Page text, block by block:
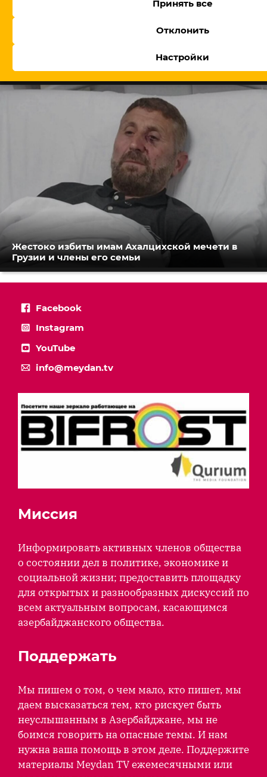
Принять все
Отклонить
Настройки
В Армении утвердили правительство, Пашинян
обещает посты профессионалам
Жестоко избиты имам Ахалцихской мечети в
Грузии и члены его семьи
Facebook
Instagram
YouTube
info@meydan.tv
Миссия
Информировать активных членов общества
о состоянии дел в политике, экономике и
социальной жизни; предоставить площадку
для открытых и разнообразных дискуссий по
всем актуальным вопросам, касающимся
азербайджанского общества.
Поддержать
Мы пишем о том, о чем мало, кто пишет, мы
даем высказаться тем, кто рискует быть
неуслышанным в Азербайджане, мы не
боимся говорить на опасные темы. И нам
нужна ваша помощь в этом деле. Поддержите
материалы Meydan TV ежемесячными или